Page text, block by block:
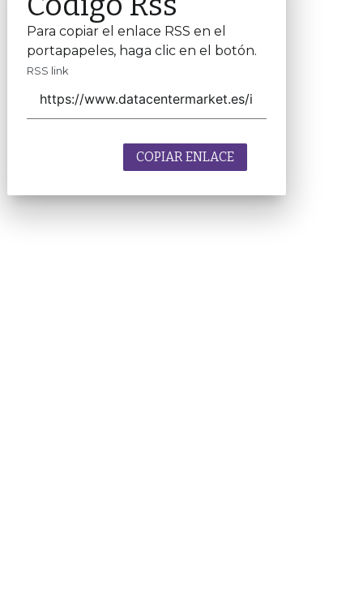
Para copiar el enlace RSS en el
portapapeles, haga clic en el botón.
RSS link
COPIAR ENLACE